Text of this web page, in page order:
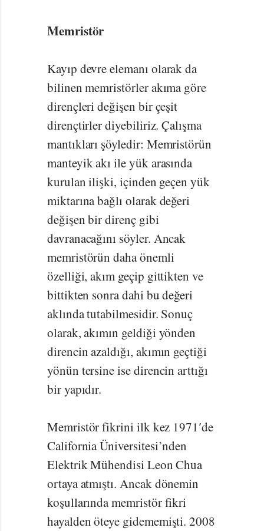
Memristör
Kayıp devre elemanı olarak da
bilinen memristörler akıma göre
dirençleri değişen bir çeşit
dirençtirler diyebiliriz. Çalışma
mantıkları şöyledir: Memristörün
manteyik akı ile yük arasında
kurulan ilişki, içinden geçen yük
miktarına bağlı olarak değeri
değişen bir direnç gibi
davranacağını söyler. Ancak
memristörün daha önemli
özelliği, akım geçip gittikten ve
bittikten sonra dahi bu değeri
aklında tutabilmesidir. Sonuç
olarak, akımın geldiği yönden
direncin azaldığı, akımın geçtiği
yönün tersine ise direncin arttığı
bir yapıdır.
Memristör fikrini ilk kez 1971′de
California Üniversitesi’nden
Elektrik Mühendisi Leon Chua
ortaya atmıştı. Ancak dönemin
koşullarında memristör fikri
hayalden öteye gidememişti. 2008